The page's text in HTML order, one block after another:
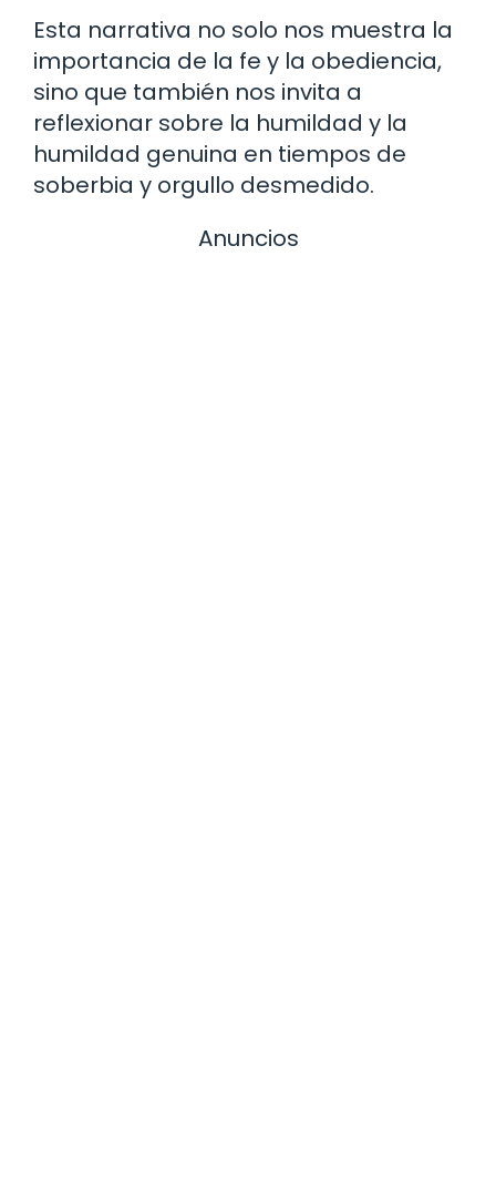
Esta narrativa no solo nos muestra la
importancia de la fe y la obediencia,
sino que también nos invita a
reflexionar sobre la humildad y la
humildad genuina en tiempos de
soberbia y orgullo desmedido.
Anuncios